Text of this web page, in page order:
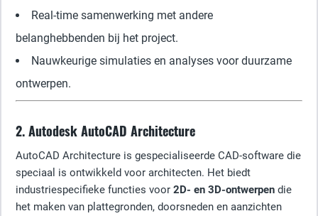
Real-time samenwerking met andere
belanghebbenden bij het project.
Nauwkeurige simulaties en analyses voor duurzame
ontwerpen.
2. Autodesk AutoCAD Architecture
AutoCAD Architecture is gespecialiseerde CAD-software die
speciaal is ontwikkeld voor architecten. Het biedt
industriespecifieke functies voor 2D- en 3D-ontwerpen die
het maken van plattegronden, doorsneden en aanzichten